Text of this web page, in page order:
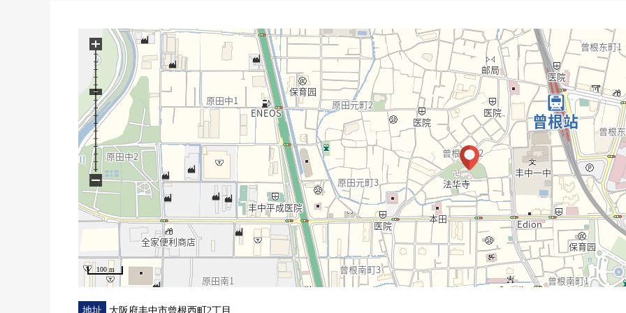
・厨房，浴室，厕所，盥洗台新制
・门新制
・全室地板张替
・所有房间地板张替
・热水器交换
・畳交换
・室内清洁其他
■ 在找想要的家方面给予帮助的━━━━━・・・
房源的详细、需讨论是如有意向，请跟我们联系。
100 m
+
−
地址 大阪府丰中市曾根西町2丁目